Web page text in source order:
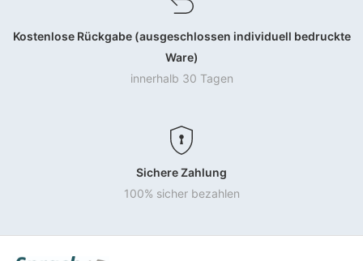
Kostenlose Rückgabe (ausgeschlossen individuell bedruckte
Ware)
innerhalb 30 Tagen
Sichere Zahlung
100% sicher bezahlen